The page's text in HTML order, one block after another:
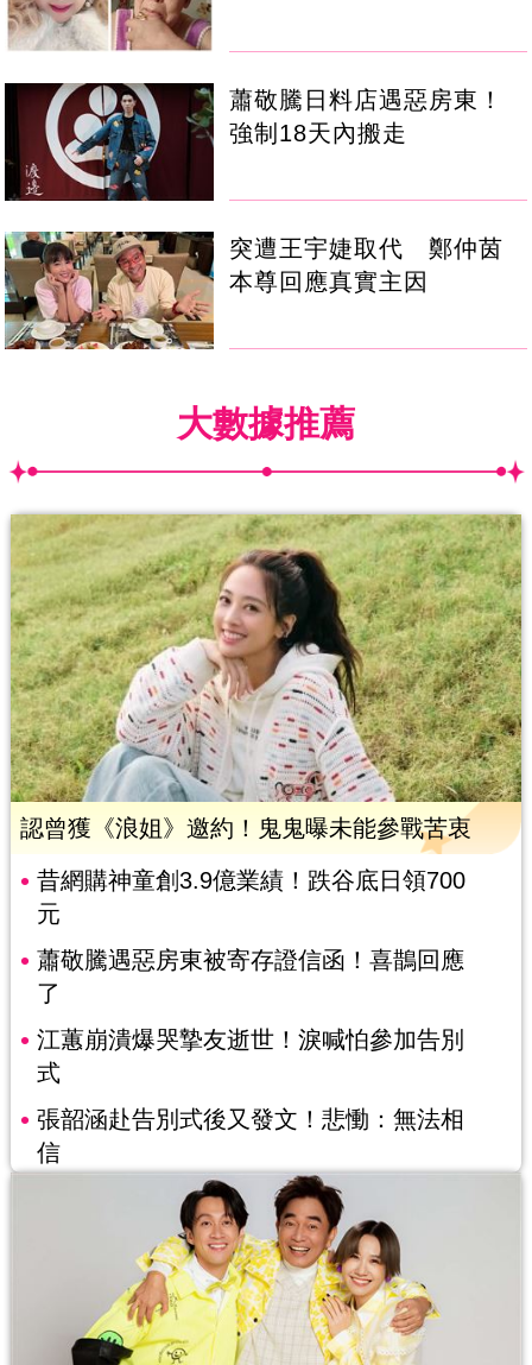
蕭敬騰日料店遇惡房東！
強制18天內搬走
突遭王宇婕取代 鄭仲茵
本尊回應真實主因
大數據推薦
認曾獲《浪姐》邀約！鬼鬼曝未能參戰苦衷
昔網購神童創3.9億業績！跌谷底日領700
元
蕭敬騰遇惡房東被寄存證信函！喜鵲回應
了
江蕙崩潰爆哭摯友逝世！淚喊怕參加告別
式
張韶涵赴告別式後又發文！悲慟：無法相
信